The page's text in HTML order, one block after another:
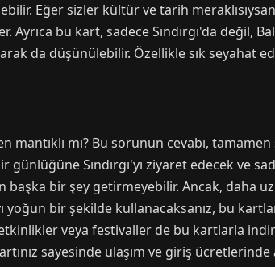
Eğer sizler kültür ve tarih
bu kart, sadece Sındırgı'da değil,
da düşünülebilir. Özellikle sık seyahat
mantıklı mı? Bu sorunun cevabı, tamamen
günlüğüne Sındırgı'yı ziyaret edecek ve
başka bir şey getirmeyebilir. Ancak, daha
yoğun bir şekilde kullanacaksanız, bu
etkinlikler veya festivaller de bu kartlarla
sayesinde ulaşım ve giriş ücretlerinde